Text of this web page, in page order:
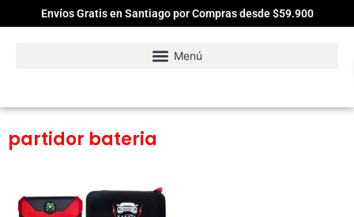
Envíos Gratis en Santiago por Compras desde $59.900
partidor bateria